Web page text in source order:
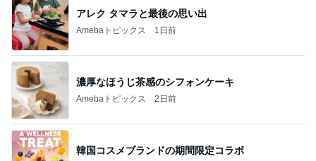
アレク タマラと最後の思い出
Amebaトピックス 1日前
濃厚なほうじ茶感のシフォンケーキ
Amebaトピックス 2日前
韓国コスメブランドの期間限定コラボ